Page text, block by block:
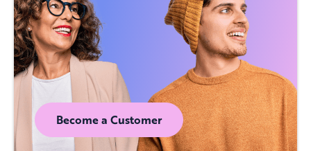
Become a Customer